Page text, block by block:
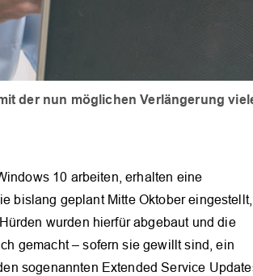
der nun möglichen Verlängerung
10 arbeiten, erhalten eine
bislang geplant Mitte Oktober eingestellt,
wurden hierfür abgebaut und die
gemacht – sofern sie gewillt sind, ein
sogenannten Extended Service